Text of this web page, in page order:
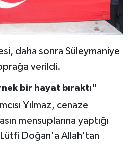
daha sonra Süleymaniye
verildi.
bir hayat bıraktı"
Yılmaz, cenaze
mensuplarına yaptığı
Doğan'a Allah'tan